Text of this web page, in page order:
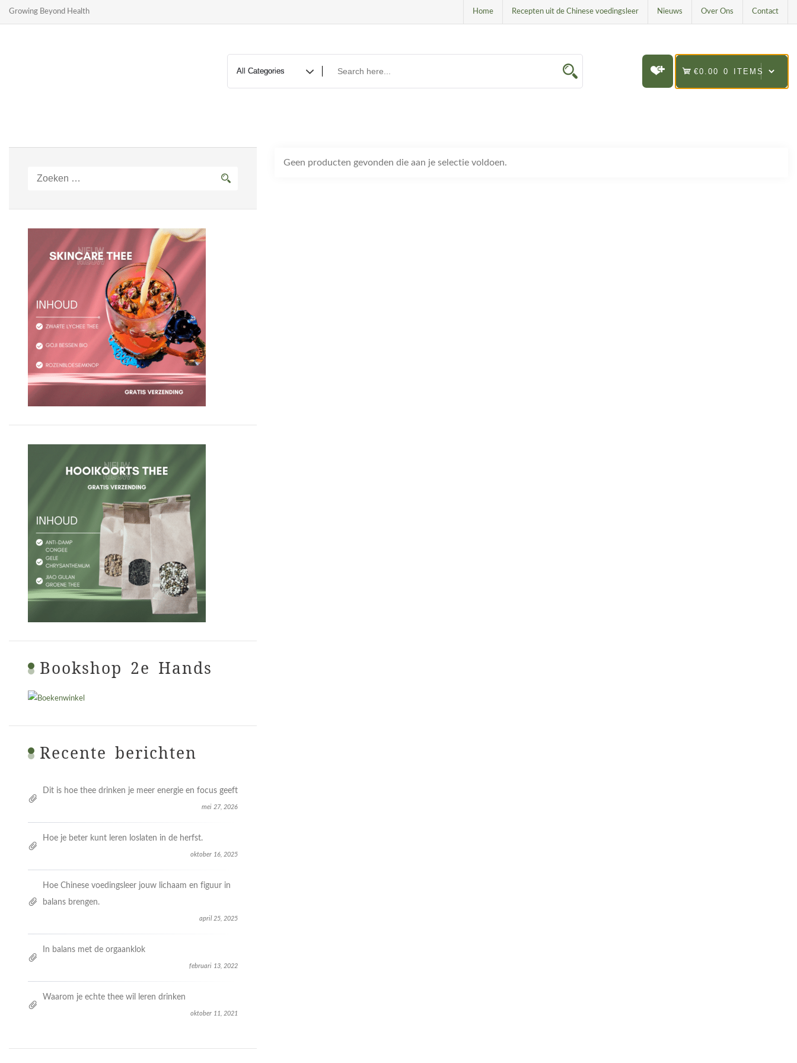
Growing Beyond Health Contact
Over Ons
Nieuws
Recepten uit de Chinese voedingsleer
Home
€0.00 0 ITEMS
Geen producten gevonden die aan je selectie voldoen.
Bookshop 2e Hands
Recente berichten
Dit is hoe thee drinken je meer energie en focus geeft
mei 27, 2026
Hoe je beter kunt leren loslaten in de herfst.
oktober 16, 2025
Hoe Chinese voedingsleer jouw lichaam en figuur in
balans brengen.
april 25, 2025
In balans met de orgaanklok
februari 13, 2022
Waarom je echte thee wil leren drinken
oktober 11, 2021